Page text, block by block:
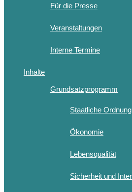
Für die Presse
Veranstaltungen
Interne Termine
Inhalte
Grundsatzprogramm
Staatliche Ordnung
Ökonomie
Lebensqualität
Sicherheit und